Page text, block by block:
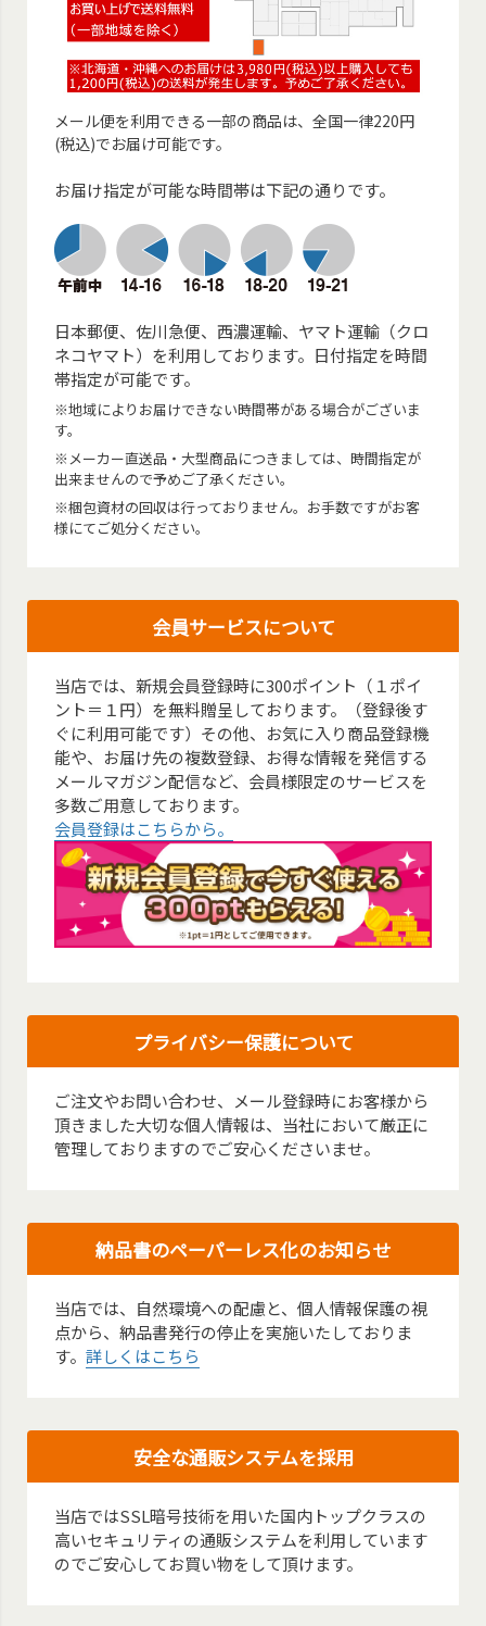
メール便を利用できる一部の商品は、全国一律220円
(税込)でお届け可能です。
お届け指定が可能な時間帯は下記の通りです。
日本郵便、佐川急便、西濃運輸、ヤマト運輸（クロ
ネコヤマト）を利用しております。日付指定を時間
帯指定が可能です。
※地域によりお届けできない時間帯がある場合がございま
す。
※メーカー直送品・大型商品につきましては、時間指定が
出来ませんので予めご了承ください。
※梱包資材の回収は行っておりません。お手数ですがお客
様にてご処分ください。
会員サービスについて
当店では、新規会員登録時に300ポイント（１ポイ
ント＝１円）を無料贈呈しております。（登録後す
ぐに利用可能です）その他、お気に入り商品登録機
能や、お届け先の複数登録、お得な情報を発信する
メールマガジン配信など、会員様限定のサービスを
多数ご用意しております。
会員登録はこちらから。
プライバシー保護について
ご注文やお問い合わせ、メール登録時にお客様から
頂きました大切な個人情報は、当社において厳正に
管理しておりますのでご安心くださいませ。
納品書のペーパーレス化のお知らせ
当店では、自然環境への配慮と、個人情報保護の視
点から、納品書発行の停止を実施いたしておりま
す。詳しくはこちら
安全な通販システムを採用
当店ではSSL暗号技術を用いた国内トップクラスの
高いセキュリティの通販システムを利用しています
のでご安心してお買い物をして頂けます。